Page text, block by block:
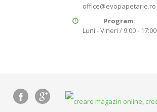
office@evopapetarie.ro
Program:
Luni - Vineri / 9:00 - 17:00